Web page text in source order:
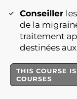
Conseiller
de la
traitement
destinées
THIS COURSE
COURSES